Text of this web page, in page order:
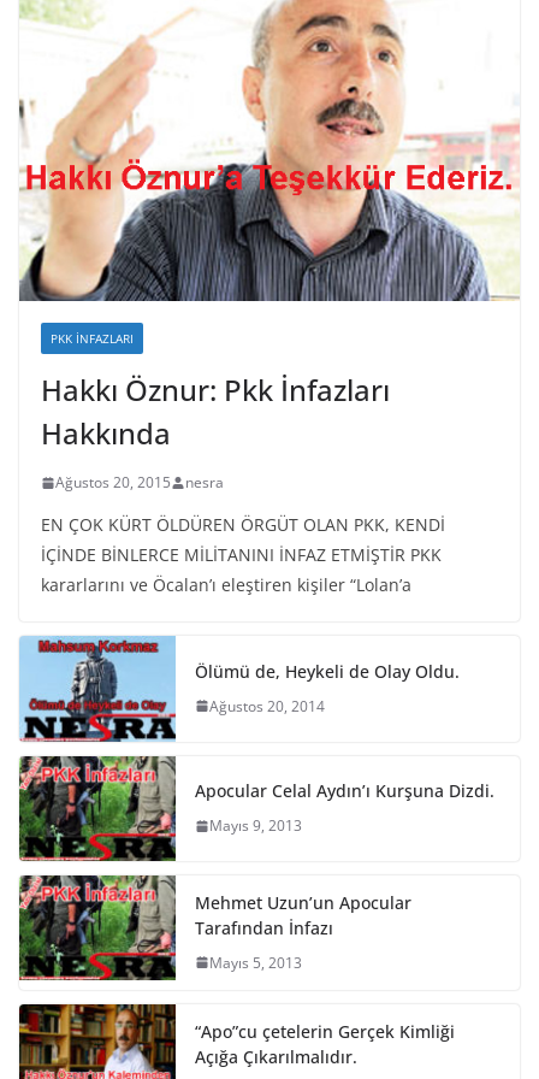
PKK İNFAZLARI
Hakkı Öznur: Pkk İnfazları
Hakkında
Ağustos 20, 2015 nesra
EN ÇOK KÜRT ÖLDÜREN ÖRGÜT OLAN PKK, KENDİ
İÇİNDE BİNLERCE MİLİTANINI İNFAZ ETMİŞTİR PKK
kararlarını ve Öcalan’ı eleştiren kişiler “Lolan’a
Ölümü de, Heykeli de Olay Oldu.
Ağustos 20, 2014
Apocular Celal Aydın’ı Kurşuna Dizdi.
Mayıs 9, 2013
Mehmet Uzun’un Apocular
Tarafından İnfazı
Mayıs 5, 2013
“Apo”cu çetelerin Gerçek Kimliği
Açığa Çıkarılmalıdır.